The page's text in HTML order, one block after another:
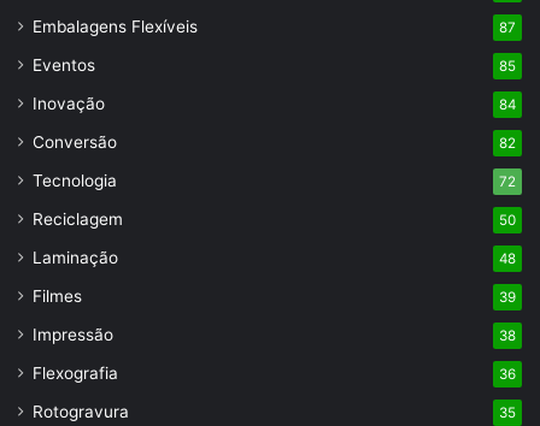
Embalagens Flexíveis 87
Eventos 85
Inovação 84
Conversão 82
Tecnologia 72
Reciclagem 50
Laminação 48
Filmes 39
Impressão 38
Flexografia 36
Rotogravura 35